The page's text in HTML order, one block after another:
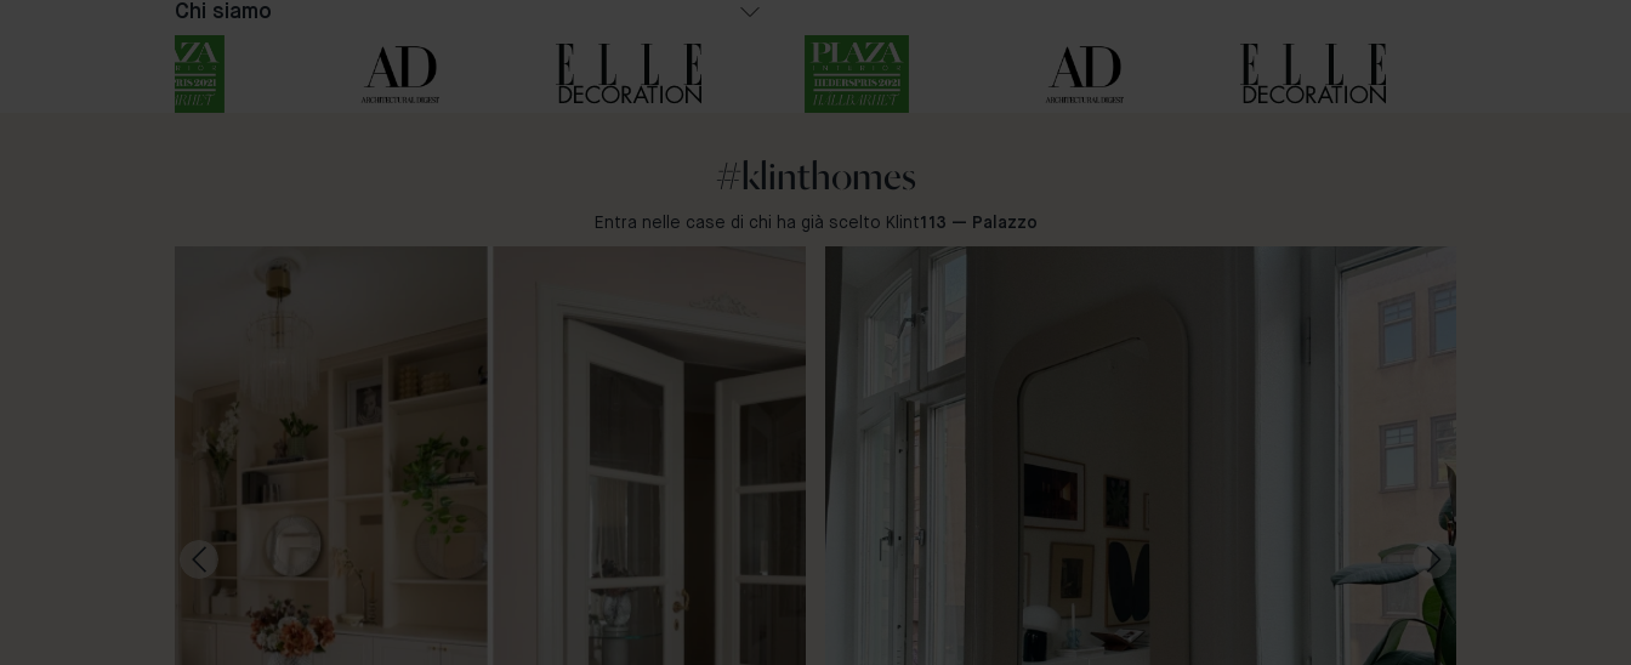
Chi siamo
#klinthomes
Entra nelle case di chi ha già scelto Klint113 — Palazzo